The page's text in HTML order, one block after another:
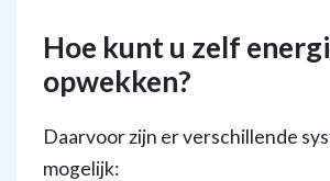
Hoe kunt u zelf
opwekken?
Daarvoor zijn er verschillende
mogelijk: